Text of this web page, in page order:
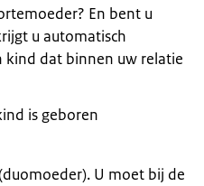
En bent u
u automatisch
kind dat binnen uw relatie
is geboren
U moet bij de